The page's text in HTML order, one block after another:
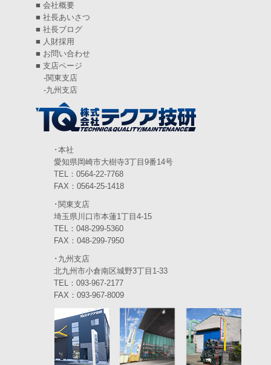
2024年7月(6)
2024年6月(4)
2024年5月(5)
2024年4月(5)
(6)
2024年2月(4)
(6)
2023年12月(3)
2023年10月(3)
2023年9月(4)
(3)
2023年7月(5)
(5)
(5)
■ 会社概要
■ 社長あいさつ
■ 社長ブログ
■ 人財採用
■ お問い合わせ
■ 支店ページ
-関東支店
-九州支店
･本社
愛知県岡崎市大樹寺3丁目9番14号
TEL：0564-22-7768
FAX：0564-25-1418
･関東支店
埼玉県川口市本蓮1丁目4-15
TEL：048-299-5360
FAX：048-299-7950
･九州支店
北九州市小倉南区城野3丁目1-33
TEL：093-967-2177
FAX：093-967-8009